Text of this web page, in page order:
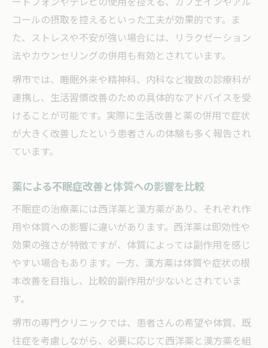
コールの摂取を控えるといった工夫が効果的です。ま
た、ストレスや不安が強い場合には、リラクゼーション
法やカウンセリングの併用も有効とされています。
堺市では、睡眠外来や精神科、内科など複数の診療科が
連携し、生活習慣改善のための具体的なアドバイスを受
けることが可能です。実際に生活改善と薬の併用で症状
が大きく改善したという患者さんの体験も多く報告され
ています。
薬による不眠症改善と体質への影響を比較
不眠症の治療薬には西洋薬と漢方薬があり、それぞれ作
用や体質への影響に違いがあります。西洋薬は即効性や
効果の強さが特徴ですが、体質によっては副作用を感じ
やすい場合もあります。一方、漢方薬は体質や症状の根
本改善を目指し、比較的副作用が少ないとされていま
す。
堺市の専門クリニックでは、患者さんの希望や体質、既
往症を考慮しながら、必要に応じて西洋薬と漢方薬を組